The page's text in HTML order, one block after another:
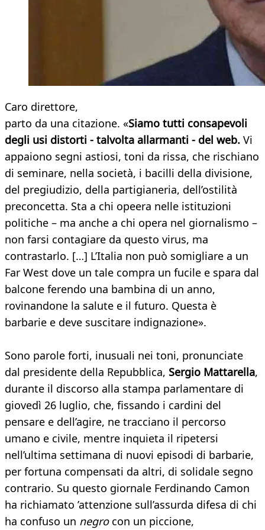
Caro direttore,
parto da una citazione. «Siamo tutti consapevoli
degli usi distorti - talvolta allarmanti - del web. Vi
appaiono segni astiosi, toni da rissa, che rischiano
di seminare, nella società, i bacilli della divisione,
del pregiudizio, della partigianeria, dell’ostilità
preconcetta. Sta a chi opeera nelle istituzioni
politiche – ma anche a chi opera nel giornalismo –
non farsi contagiare da questo virus, ma
contrastarlo. […] L’Italia non può somigliare a un
Far West dove un tale compra un fucile e spara dal
balcone ferendo una bambina di un anno,
rovinandone la salute e il futuro. Questa è
barbarie e deve suscitare indignazione».
Sono parole forti, inusuali nei toni, pronunciate
dal presidente della Repubblica, Sergio Mattarella,
durante il discorso alla stampa parlamentare di
giovedì 26 luglio, che, fissando i cardini del
pensare e dell’agire, ne tracciano il percorso
umano e civile, mentre inquieta il ripetersi
nell’ultima settimana di nuovi episodi di barbarie,
per fortuna compensati da altri, di solidale segno
contrario. Su questo giornale Ferdinando Camon
ha richiamato ’attenzione sull’assurda difesa di chi
ha confuso un negro con un piccione,